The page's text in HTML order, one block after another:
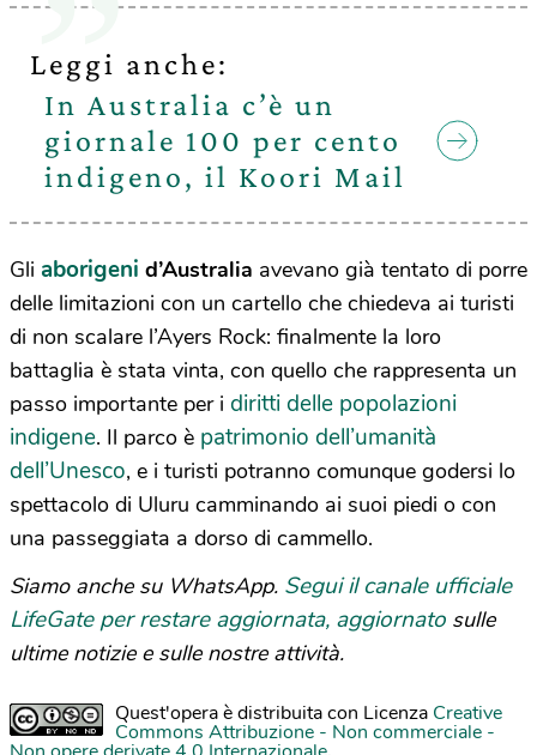
Leggi anche:
In Australia c’è un
giornale 100 per cento
indigeno, il Koori Mail
Gli aborigeni d’Australia avevano già tentato di porre
delle limitazioni con un cartello che chiedeva ai turisti
di non scalare l’Ayers Rock: finalmente la loro
battaglia è stata vinta, con quello che rappresenta un
passo importante per i diritti delle popolazioni
indigene. Il parco è patrimonio dell’umanità
dell’Unesco, e i turisti potranno comunque godersi lo
spettacolo di Uluru camminando ai suoi piedi o con
una passeggiata a dorso di cammello.
Siamo anche su WhatsApp. Segui il canale ufficiale
LifeGate per restare aggiornata, aggiornato sulle
ultime notizie e sulle nostre attività.
Quest'opera è distribuita con Licenza Creative
Commons Attribuzione - Non commerciale -